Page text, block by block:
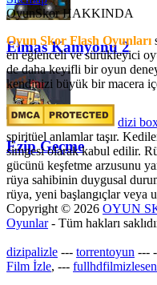
Elmas Kamyonu 2
Ezip Geçme
OyunSkor HAKKINDA
Oyun Skor Flash Oyunları
en eğlenceli ve sürükleyici
de daha keyifli bir oyun
kendinizi büyük bir macera
dizi
spiritüel anlamlar taşır.
simgesi olarak kabul edilir.
gücünü keşfetme arzusunu
rüya sahibinin duygusal
rüya, yeni başlangıçlar veya
Copyright © 2026 OYUN
Oyunlar- Tüm hakları
dizipalizle --- torrentoyun ---
Film İzle, ---